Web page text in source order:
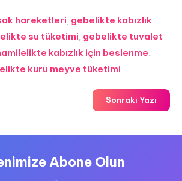
hareketleri, gebelikte kabızlık
su tüketimi, gebelikte tuvalet
kabızlık için beslenme,
kuru meyve tüketimi
Sonraki Yazı
Abone Olun